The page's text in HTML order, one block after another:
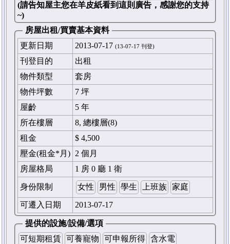
(請告知屋主您在羊皮紙看到這則廣告，感謝您的支持
~)
房屋出租/買賣基本資料
更新日期
2013-07-17 (13-07-17 刊登)
刊登目的
出租
物件類型
套房
物件坪數
7 坪
屋齡
5 年
所在樓層
8, 總樓層(8)
租金
$ 4,500
壓金(租金*月) 2 個月
房屋格局
1 房 0 廳 1 衛
身份限制 女性 男性 學生 上班族 家庭
可遷入日期 2013-07-17
提供的設施/設備/選項
可短期租賃 可養寵物 可申報所得 含水電